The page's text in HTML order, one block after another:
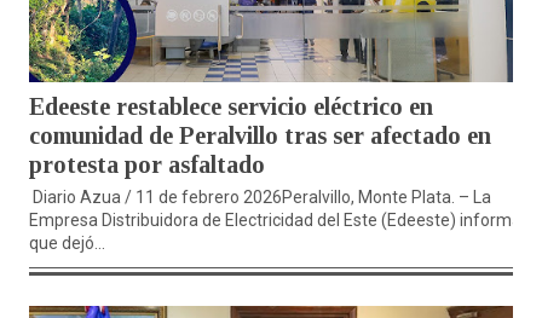
Edeeste restablece servicio eléctrico en
comunidad de Peralvillo tras ser afectado en
protesta por asfaltado
Diario Azua / 11 de febrero 2026Peralvillo, Monte Plata. – La
Empresa Distribuidora de Electricidad del Este (Edeeste) informa
que dejó...